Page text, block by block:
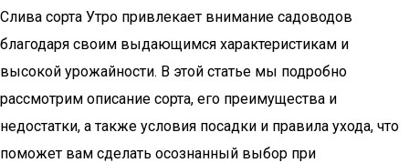
Слива сорта Утро привлекает внимание садоводов
благодаря своим выдающимся характеристикам и
высокой урожайности. В этой статье мы подробно
рассмотрим описание сорта, его преимущества и
недостатки, а также условия посадки и правила ухода, что
поможет вам сделать осознанный выбор при